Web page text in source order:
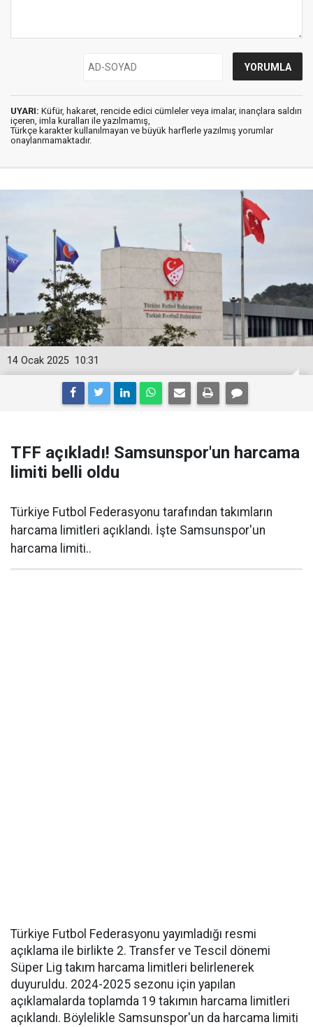
UYARI: Küfür, hakaret, rencide edici cümleler veya imalar, inançlara saldırı
içeren, imla kuralları ile yazılmamış,
Türkçe karakter kullanılmayan ve büyük harflerle yazılmış yorumlar
onaylanmamaktadır.
10:31
14 Ocak 2025
TFF açıkladı! Samsunspor'un harcama
limiti belli oldu
Türkiye Futbol Federasyonu tarafından takımların
harcama limitleri açıklandı. İşte Samsunspor'un
harcama limiti..
Türkiye Futbol Federasyonu yayımladığı resmi
açıklama ile birlikte 2. Transfer ve Tescil dönemi
Süper Lig takım harcama limitleri belirlenerek
duyuruldu. 2024-2025 sezonu için yapılan
açıklamalarda toplamda 19 takımın harcama limitleri
açıklandı. Böylelikle Samsunspor'un da harcama limiti